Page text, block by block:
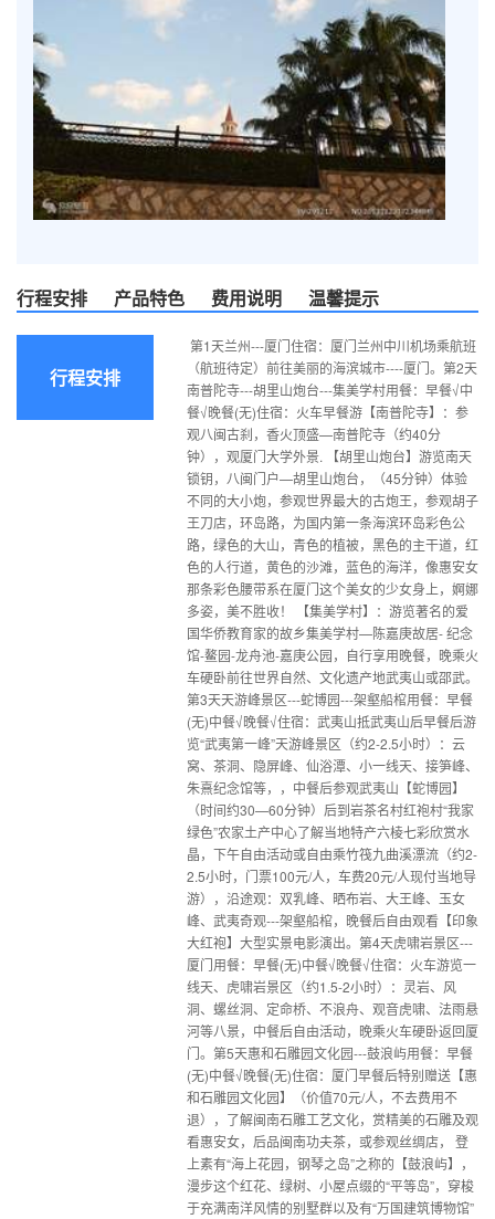
行程安排 产品特色 费用说明 温馨提示
行程安排
第1天兰州---厦门住宿：厦门兰州中川机场乘航班
（航班待定）前往美丽的海滨城市----厦门。第2天
南普陀寺---胡里山炮台---集美学村用餐：早餐√中
餐√晚餐(无)住宿：火车早餐游【南普陀寺】：参
观八闽古刹，香火顶盛—南普陀寺（约40分
钟），观厦门大学外景. 【胡里山炮台】游览南天
锁钥，八闽门户—胡里山炮台，（45分钟）体验
不同的大小炮，参观世界最大的古炮王，参观胡子
王刀店，环岛路，为国内第一条海滨环岛彩色公
路，绿色的大山，青色的植被，黑色的主干道，红
色的人行道，黄色的沙滩，蓝色的海洋，像惠安女
那条彩色腰带系在厦门这个美女的少女身上，婀娜
多姿，美不胜收！ 【集美学村】：游览著名的爱
国华侨教育家的故乡集美学村—陈嘉庚故居- 纪念
馆-鳌园-龙舟池-嘉庚公园，自行享用晚餐，晚乘火
车硬卧前往世界自然、文化遗产地武夷山或邵武。
第3天天游峰景区---蛇博园---架壑船棺用餐：早餐
(无)中餐√晚餐√住宿：武夷山抵武夷山后早餐后游
览“武夷第一峰”天游峰景区（约2-2.5小时）：云
窝、茶洞、隐屏峰、仙浴潭、小一线天、接笋峰、
朱熹纪念馆等，，中餐后参观武夷山【蛇博园】
（时间约30—60分钟）后到岩茶名村红袍村“我家
绿色”农家土产中心了解当地特产六棱七彩欣赏水
晶，下午自由活动或自由乘竹筏九曲溪漂流（约2-
2.5小时，门票100元/人，车费20元/人现付当地导
游），沿途观：双乳峰、晒布岩、大王峰、玉女
峰、武夷奇观---架壑船棺，晚餐后自由观看【印象
大红袍】大型实景电影演出。第4天虎啸岩景区---
厦门用餐：早餐(无)中餐√晚餐√住宿：火车游览一
线天、虎啸岩景区（约1.5-2小时）：灵岩、风
洞、螺丝洞、定命桥、不浪舟、观音虎啸、法雨悬
河等八景，中餐后自由活动，晚乘火车硬卧返回厦
门。第5天惠和石雕园文化园---鼓浪屿用餐：早餐
(无)中餐√晚餐(无)住宿：厦门早餐后特别赠送【惠
和石雕园文化园】（价值70元/人，不去费用不
退），了解闽南石雕工艺文化，赏精美的石雕及观
看惠安女，后品闽南功夫茶，或参观丝绸店， 登
上素有“海上花园，钢琴之岛”之称的【鼓浪屿】，
漫步这个红花、绿树、小屋点缀的“平等岛”，穿梭
于充满南洋风情的别墅群以及有“万国建筑博物馆”